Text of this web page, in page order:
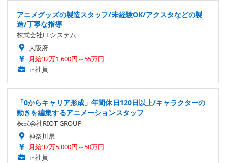
アニメグッズの製造スタッフ/未経験OK/アクスタなどの製
造/丁寧な指導
株式会社ELシステム
大阪府
月給32万1,600円～55万円
正社員
「0からキャリア形成」年間休日120日以上/キャラクターの
動きを編集するアニメーションスタッフ
株式会社RIOT GROUP
神奈川県
月給37万5,000円～50万円
正社員